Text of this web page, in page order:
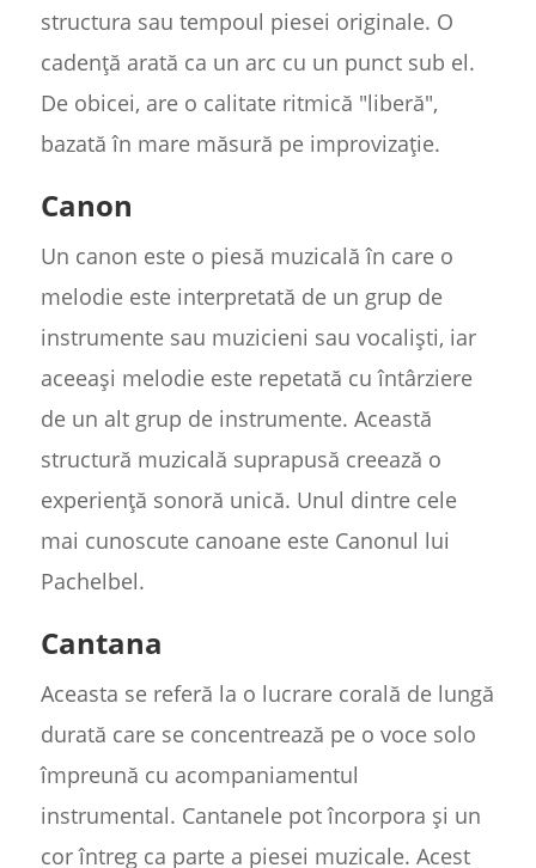
structura sau tempoul piesei originale. O
cadență arată ca un arc cu un punct sub el.
De obicei, are o calitate ritmică "liberă",
bazată în mare măsură pe improvizație.
Canon
Un canon este o piesă muzicală în care o
melodie este interpretată de un grup de
instrumente sau muzicieni sau vocaliști, iar
aceeași melodie este repetată cu întârziere
de un alt grup de instrumente. Această
structură muzicală suprapusă creează o
experiență sonoră unică. Unul dintre cele
mai cunoscute canoane este Canonul lui
Pachelbel.
Cantana
Aceasta se referă la o lucrare corală de lungă
durată care se concentrează pe o voce solo
împreună cu acompaniamentul
instrumental. Cantanele pot încorpora și un
cor întreg ca parte a piesei muzicale. Acest